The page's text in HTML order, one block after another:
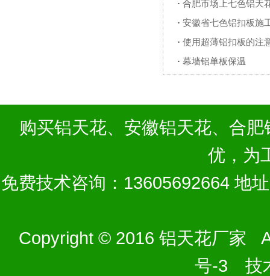
· 合肥市场上七色铝天
· 安徽省七色铝扣板施
· 使用超薄铝扣板的注
· 幕墙铝单板保温
购买铝天花、 安徽铝天花、 合肥
优，为
免费技术咨询：13605692664 地
Copyright © 2016 铝天花厂家
号-3 技